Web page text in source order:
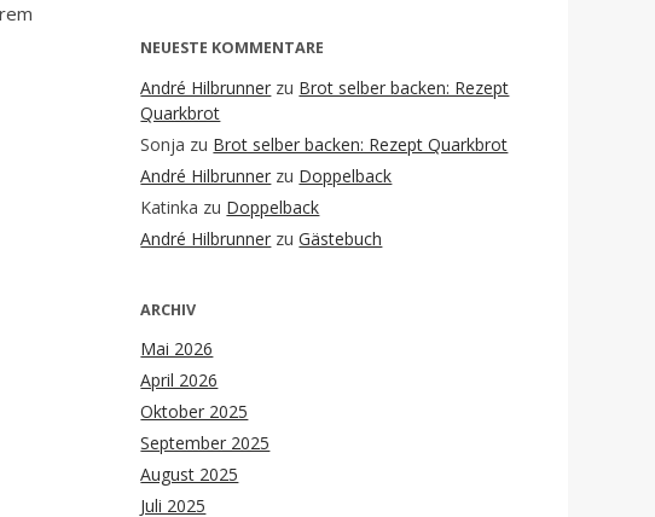
NEUESTE KOMMENTARE
André Hilbrunner zu Brot selber backen: Rezept
Quarkbrot
Sonja zu Brot selber backen: Rezept Quarkbrot
André Hilbrunner zu Doppelback
Katinka zu Doppelback
André Hilbrunner zuGästebuch
ARCHIV
Mai 2026
April 2026
Oktober 2025
September 2025
August 2025
Juli 2025